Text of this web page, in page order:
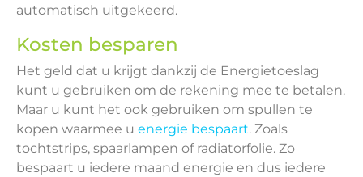
automatisch uitgekeerd.
Kosten besparen
Het geld dat u krijgt dankzij de Energietoeslag
kunt u gebruiken om de rekening mee te betalen.
Maar u kunt het ook gebruiken om spullen te
kopen waarmee u energie bespaart. Zoals
tochtstrips, spaarlampen of radiatorfolie. Zo
bespaart u iedere maand energie en dus iedere